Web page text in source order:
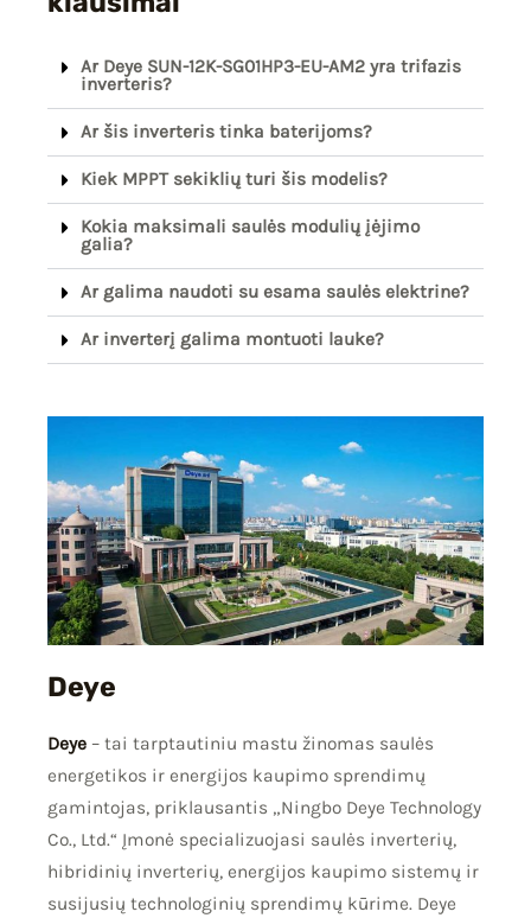
Ar Deye SUN-12K-SG01HP3-EU-AM2 yra trifazis
inverteris?
Ar šis inverteris tinka baterijoms?
Kiek MPPT sekiklių turi šis modelis?
Kokia maksimali saulės modulių įėjimo
galia?
Ar galima naudoti su esama saulės elektrine?
Ar inverterį galima montuoti lauke?
Deye
Deye – tai tarptautiniu mastu žinomas saulės
energetikos ir energijos kaupimo sprendimų
gamintojas, priklausantis „Ningbo Deye Technology
Co., Ltd.“ Įmonė specializuojasi saulės inverterių,
hibridinių inverterių, energijos kaupimo sistemų ir
susijusių technologinių sprendimų kūrime. Deye